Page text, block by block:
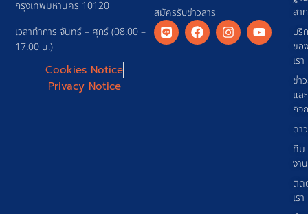
สา
บริ
ของ
เรา
ข่า
และ
กิจ
ดา
ทีม
งาน
ติด
เรา
สมัครรับข่าวสาร
กรุงเทพมหานคร 10120
เวลาทำการ จันทร์ – ศุกร์ (08.00 –
17.00 น.)
Cookies Notice
Privacy Notice